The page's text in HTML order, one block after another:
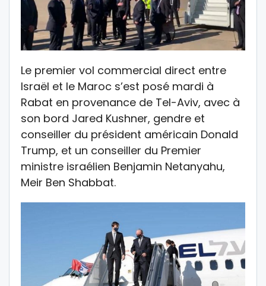
Le premier vol commercial direct entre
Israël et le Maroc s’est posé mardi à
Rabat en provenance de Tel-Aviv, avec à
son bord Jared Kushner, gendre et
conseiller du président américain Donald
Trump, et un conseiller du Premier
ministre israélien Benjamin Netanyahu,
Meir Ben Shabbat.